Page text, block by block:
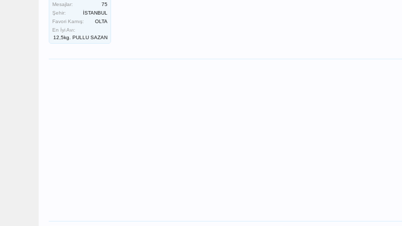
Mesajlar:
75
Şehir:
İSTANBUL
Favori Kamış:
OLTA
En İyi Avı:
12,5kg. PULLU SAZAN